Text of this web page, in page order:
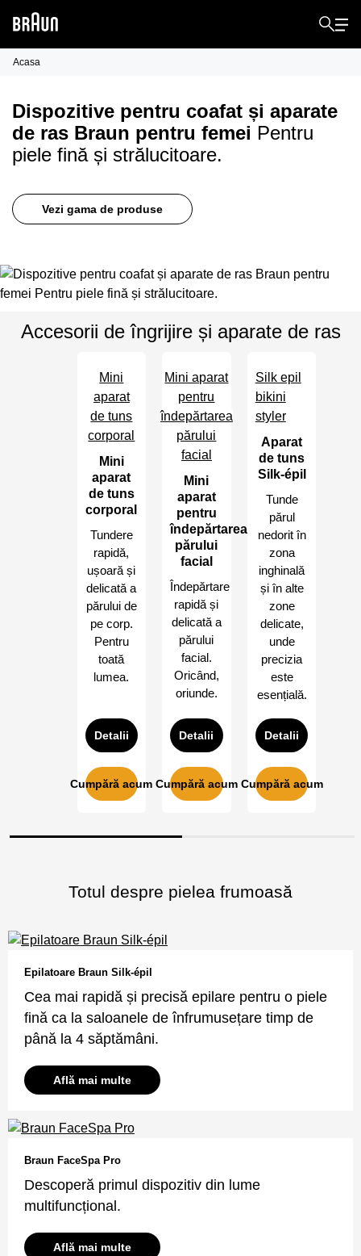
Acasa
Dispozitive pentru coafat și aparate
de ras Braun pentru femei Pentru
piele fină și strălucitoare.
Vezi gama de produse
Accesorii de îngrijire și aparate de ras
Mini
aparat
de tuns
corporal
Mini
aparat
de tuns
corporal
Tundere
rapidă,
ușoară și
delicată a
părului de
pe corp.
Pentru
toată
lumea.
Detalii
Cumpără acum
Mini aparat
pentru
îndepărtarea
părului
facial
Mini
aparat
pentru
îndepărtarea
părului
facial
Îndepărtare
rapidă și
delicată a
părului
facial.
Oricând,
oriunde.
Detalii
Cumpără acum
Silk epil
bikini
styler
Aparat
de tuns
Silk-épil
Tunde
părul
nedorit în
zona
inghinală
și în alte
zone
delicate,
unde
precizia
este
esențială.
Detalii
Cumpără acum
Totul despre pielea frumoasă
Epilatoare Braun Silk-épil
Cea mai rapidă și precisă epilare pentru o piele
fină ca la saloanele de înfrumusețare timp de
până la 4 săptămâni.
Află mai multe
Braun FaceSpa Pro
Descoperă primul dispozitiv din lume
multifuncțional.
Află mai multe